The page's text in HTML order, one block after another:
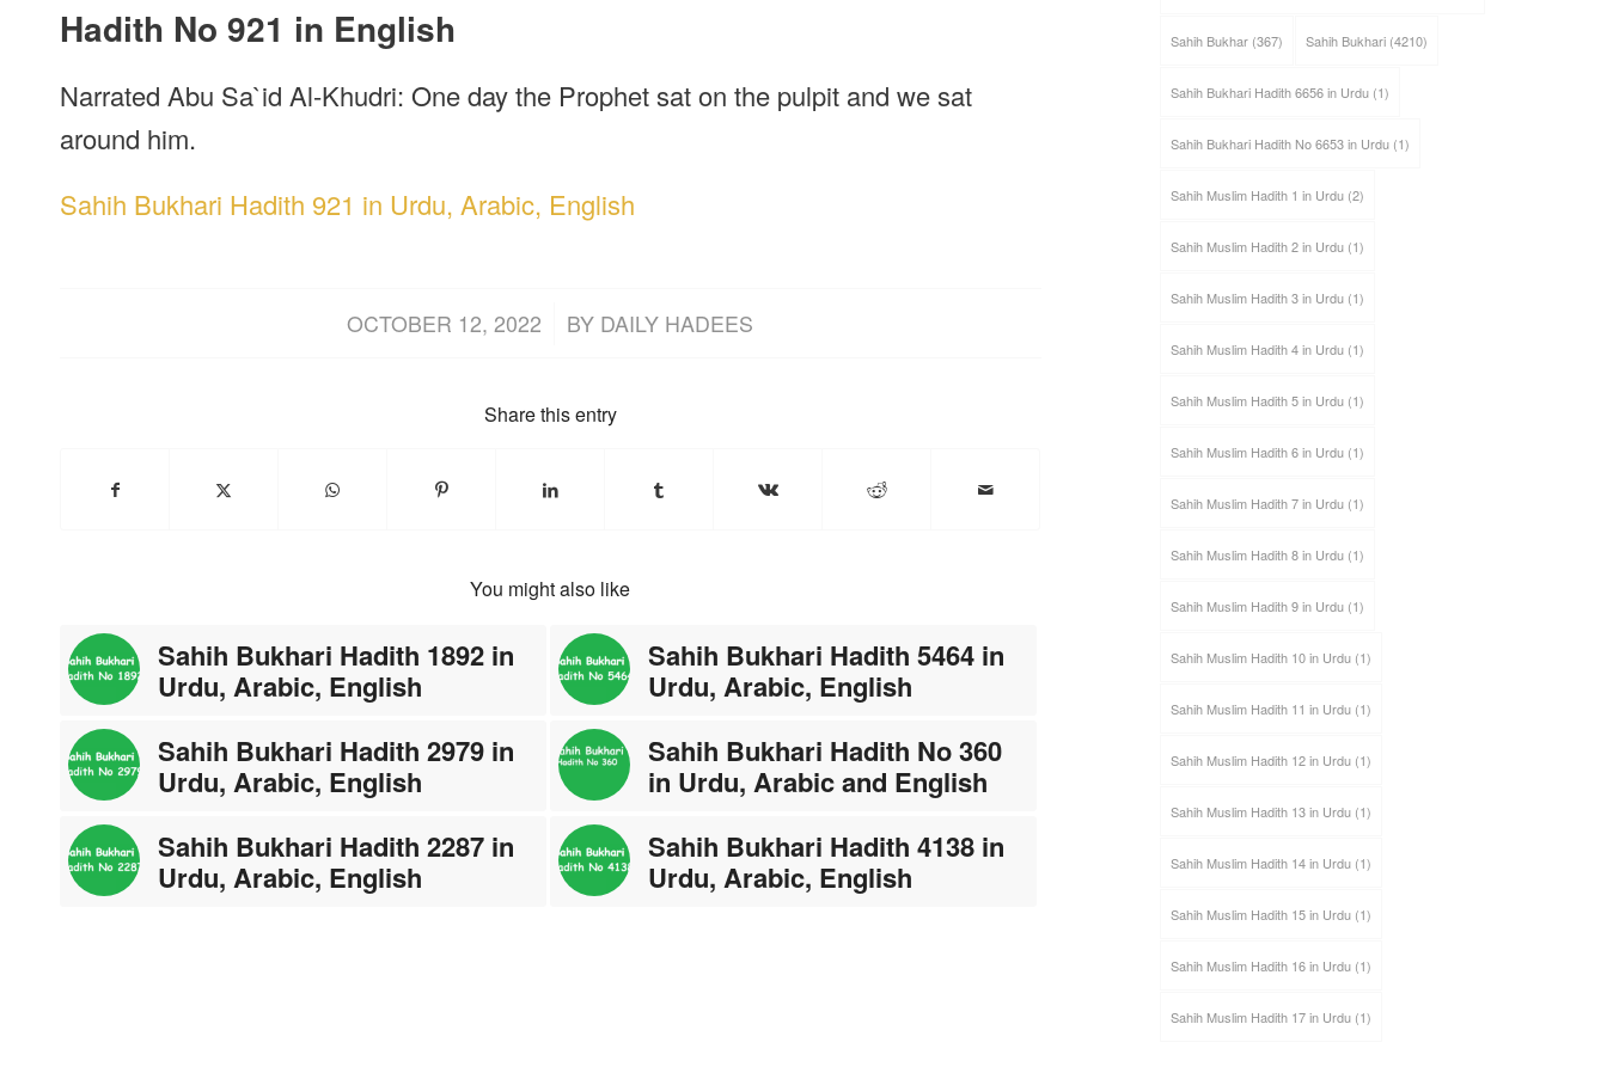
Hadith No 921 in English
Narrated Abu Sa`id Al-Khudri: One day the Prophet sat on the pulpit and we sat
around him.
Sahih Bukhari Hadith 921 in Urdu, Arabic, English
OCTOBER 12, 2022
/ BY DAILY HADEES
Share this entry
You might also like
Sahih Bukhari Hadith 1892 in
Urdu, Arabic, English
Sahih Bukhari Hadith 5464 in
Urdu, Arabic, English
Sahih Bukhari Hadith 2979 in
Urdu, Arabic, English
Sahih Bukhari Hadith No 360
in Urdu, Arabic and English
Sahih Bukhari Hadith 2287 in
Urdu, Arabic, English
Sahih Bukhari Hadith 4138 in
Urdu, Arabic, English
Sahih Bukhar(367) Sahih Bukhari(4210)
Sahih Bukhari Hadith 6656 in Urdu(1)
Sahih Bukhari Hadith No 6653 in Urdu(1)
Sahih Muslim Hadith 1 in Urdu(2)
Sahih Muslim Hadith 2 in Urdu(1)
Sahih Muslim Hadith 3 in Urdu(1)
Sahih Muslim Hadith 4 in Urdu(1)
Sahih Muslim Hadith 5 in Urdu(1)
Sahih Muslim Hadith 6 in Urdu(1)
Sahih Muslim Hadith 7 in Urdu(1)
Sahih Muslim Hadith 8 in Urdu(1)
Sahih Muslim Hadith 9 in Urdu(1)
Sahih Muslim Hadith 10 in Urdu(1)
Sahih Muslim Hadith 11 in Urdu(1)
Sahih Muslim Hadith 12 in Urdu(1)
Sahih Muslim Hadith 13 in Urdu(1)
Sahih Muslim Hadith 14 in Urdu(1)
Sahih Muslim Hadith 15 in Urdu(1)
Sahih Muslim Hadith 16 in Urdu(1)
Sahih Muslim Hadith 17 in Urdu(1)